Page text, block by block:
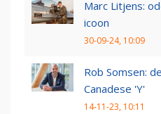
Marc Litjens:
icoon
30-09-24, 10:09
Rob Somsen:
Canadese 'Y'
14-11-23, 10:11